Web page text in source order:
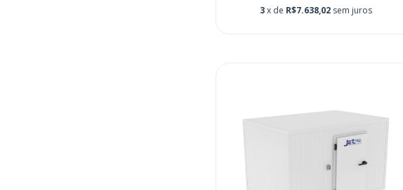
3x de R$7.638,02 sem juros